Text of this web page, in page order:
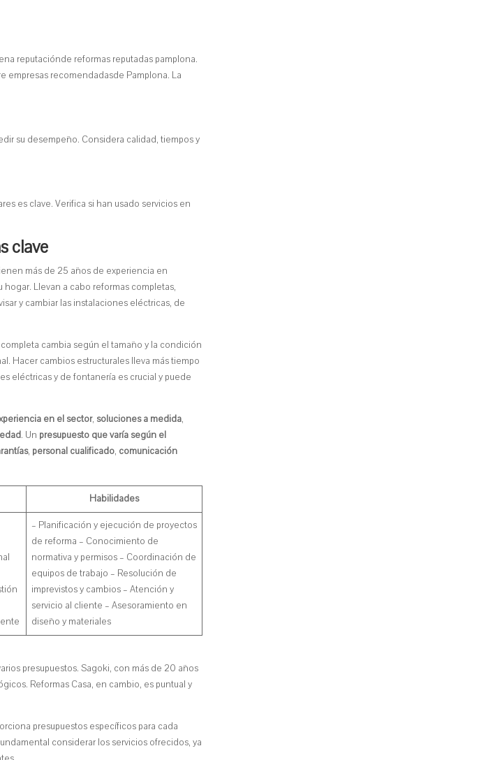
reputaciónde reformas reputadas pamplona.
empresas recomendadasde Pamplona. La
su desempeño. Considera calidad, tiempos y
es clave. Verifica si han usado servicios en
clave
más de 25 años de experiencia en
Llevan a cabo reformas completas,
y cambiar las instalaciones eléctricas, de
cambia según el tamaño y la condición
Hacer cambios estructurales lleva más tiempo
eléctricas y de fontanería es crucial y puede
en el sector, soluciones a medida,
. Un presupuesto que varía según el
, personal cualificado, comunicación
Habilidades
– Planificación y ejecución de proyectos
de reforma – Conocimiento de
normativa y permisos – Coordinación de
equipos de trabajo – Resolución de
imprevistos y cambios – Atención y
servicio al cliente – Asesoramiento en
diseño y materiales
presupuestos. Sagoki, con más de 20 años
Reformas Casa, en cambio, es puntual y
presupuestos específicos para cada
considerar los servicios ofrecidos, ya